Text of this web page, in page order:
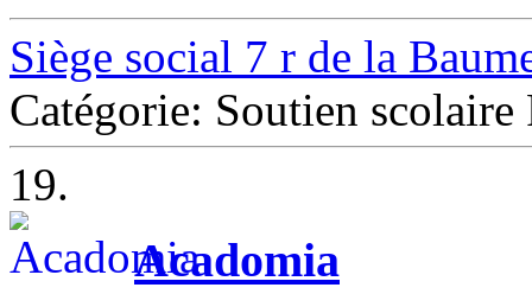
Siège social 7 r de la
Catégorie: Soutien scolaire
19.
Acadomia